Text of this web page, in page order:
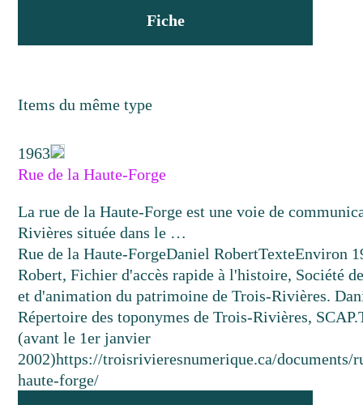
Fiche
Items du même type
1963
Rue de la Haute-Forge
La rue de la Haute-Forge est une voie de
Rivières située dans le …
Rue de la Haute-ForgeDaniel RobertTexteEnviron
Robert, Fichier d'accès rapide à l'histoire, Société
et d'animation du patrimoine de Trois-Rivières.
Répertoire des toponymes de Trois-Rivières, SCAP.
(avant le 1er janvier
2002)https://troisrivieresnumerique.ca/documents/
haute-forge/